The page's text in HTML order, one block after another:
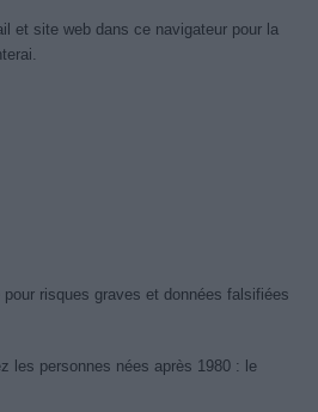
et site web dans ce navigateur pour la
risques graves et données falsifiées
les personnes nées après 1980 : le